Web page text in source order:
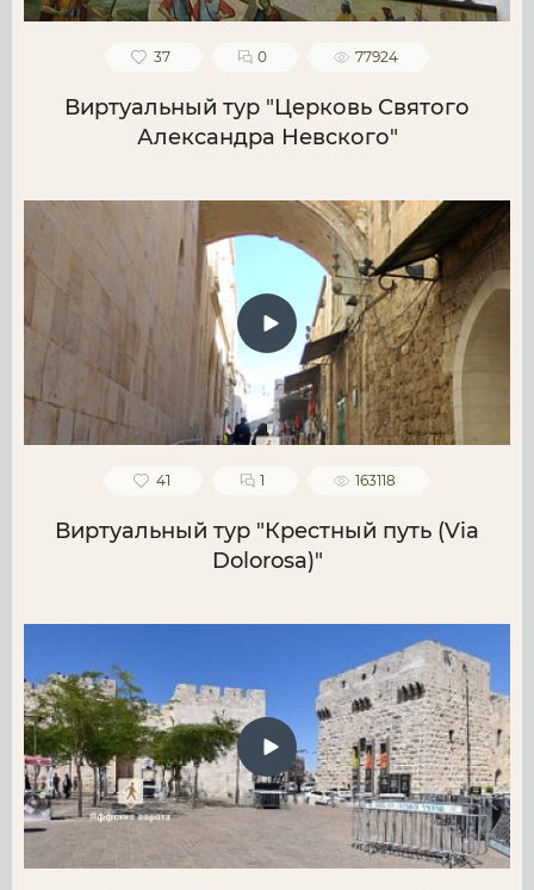
37 0 77924
Виртуальный тур "Церковь Святого
Александра Невского"
41 1 163118
Виртуальный тур "Крестный путь (Via
Dolorosa)"